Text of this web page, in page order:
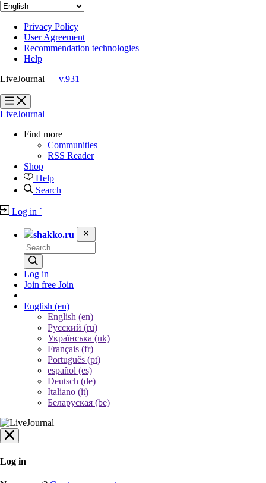
Privacy Policy
User Agreement
Recommendation technologies
Help
LiveJournal — v.931
?
?
LiveJournal
Find more
Communities
RSS Reader
Shop
Help
Search
Log in `
shakko.ru
Log in
Join free Join
English (en)
English (en)
Русский (ru)
Українська (uk)
Français (fr)
Português (pt)
español (es)
Deutsch (de)
Italiano (it)
Беларуская (be)
Log in